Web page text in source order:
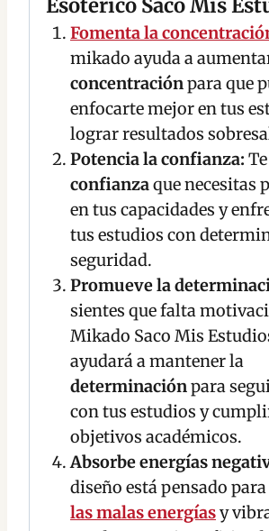
Esotérico Saco Mis
Fomenta la
mikado ayuda a
concentraciónpara que
enfocarte mejor en tus
lograr resultados
Potencia la confianza:
confianzaque necesitas
en tus capacidades y
tus estudios con
seguridad.
Promueve la
sientes que falta
Mikado Saco Mis
ayudará a mantener la
determinaciónpara
con tus estudios y
objetivos académicos.
Absorbe energías
diseño está pensado para
las malas energíasy